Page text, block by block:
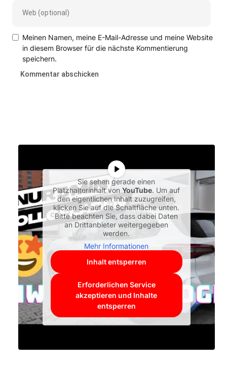
Meinen Namen, meine E-Mail-Adresse und meine Website
in diesem Browser für die nächste Kommentierung
speichern.
Sie sehen gerade einen
Platzhalterinhalt vonYouTube. Um auf
den eigentlichen Inhalt zuzugreifen,
klicken Sie auf die Schaltfläche unten.
Bitte beachten Sie, dass dabei Daten
an Drittanbieter weitergegeben
werden.
Mehr Informationen
Inhalt entsperren
Erforderlichen Service
akzeptieren und Inhalte
entsperren